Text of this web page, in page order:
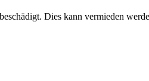
Dies kann vermieden